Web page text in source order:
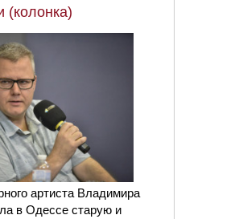
(колонка)
артиста Владимира
в Одессе старую и